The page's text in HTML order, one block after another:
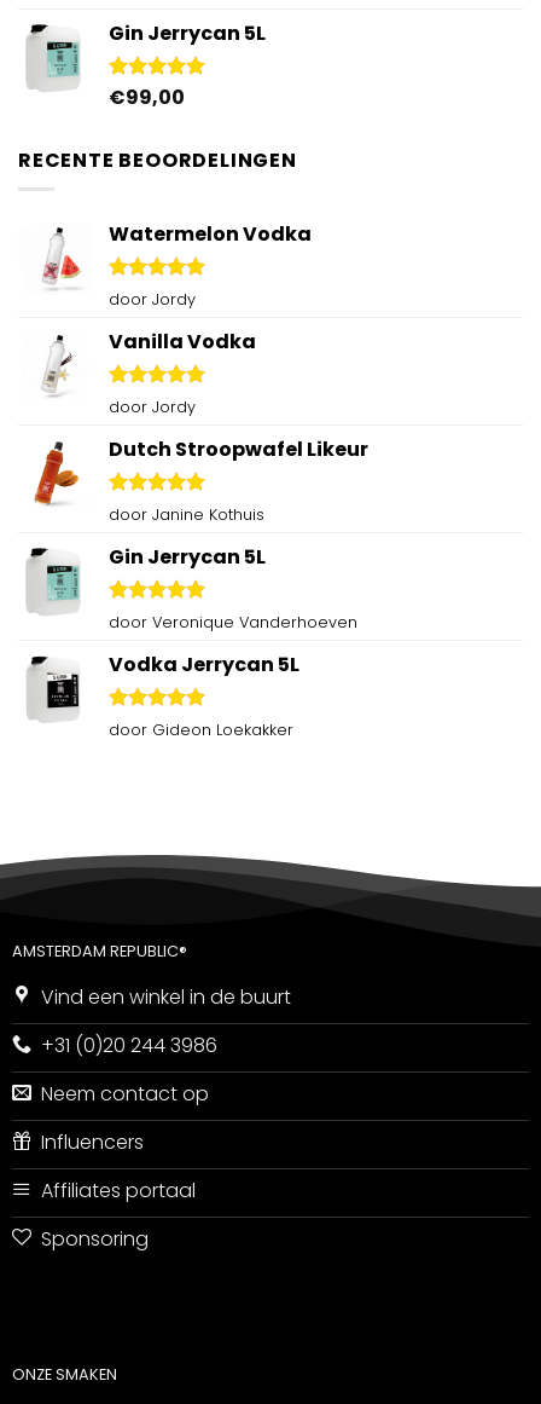
Gin Jerrycan 5L
Gewaardeerd
€99,00
RECENTE BEOORDELINGEN
Watermelon Vodka
Gewaardeerd
door Jordy
Vanilla Vodka
Gewaardeerd
door Jordy
Dutch Stroopwafel Likeur
Gewaardeerd
door Janine Kothuis
Gin Jerrycan 5L
Gewaardeerd
door Veronique Vanderhoeven
Vodka Jerrycan 5L
Gewaardeerd
door Gideon Loekakker
AMSTERDAM REPUBLIC®
Vind een winkel in de buurt
+31 (0)20 244 3986
Neem contact op
Influencers
Affiliates portaal
Sponsoring
ONZE SMAKEN